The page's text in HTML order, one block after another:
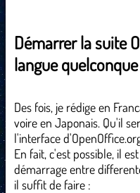
Démarrer la suite
langue quelconque
Des fois, je rédige en
voire en Japonais. Qu'il
l'interface
En fait, c'est possible, il
démarrage entre
il suffit de faire :